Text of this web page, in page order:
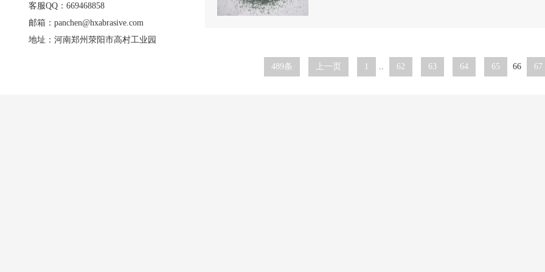
客服QQ：669468858
邮箱：panchen@hxabrasive.com
地址：河南郑州荥阳市高村工业园
489条 上一页 1 .. 62 63 64 65 66 67